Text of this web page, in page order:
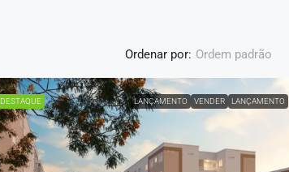
Ordenar por: Ordem padrão
DESTAQUE LANÇAMENTO VENDER LANÇAMENTO